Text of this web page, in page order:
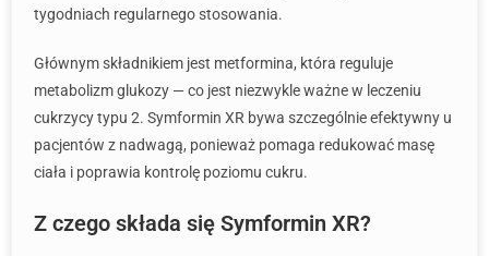
tygodniach regularnego stosowania.
Głównym składnikiem jest metformina, która reguluje
metabolizm glukozy — co jest niezwykle ważne w leczeniu
cukrzycy typu 2. Symformin XR bywa szczególnie efektywny u
pacjentów z nadwagą, ponieważ pomaga redukować masę
ciała i poprawia kontrolę poziomu cukru.
Z czego składa się Symformin XR?